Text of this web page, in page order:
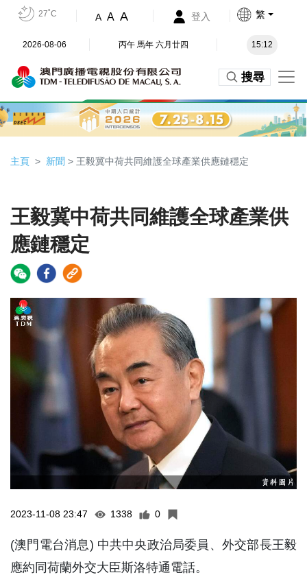
27˚C A A A 登入 繁
2026-08-06 丙午 馬年 六月廿四 15:12
搜尋
主頁 新聞 > 王毅冀中荷共同維護全球產業供應鏈穩定
王毅冀中荷共同維護全球產業供
應鏈穩定
2023-11-08 23:47 1338 0
(澳門電台消息) 中共中央政治局委員、外交部長王毅
應約同荷蘭外交大臣斯洛特通電話。